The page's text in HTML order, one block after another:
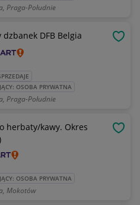
Praga-Południe
dzbanek DFB Belgia
OSOBA PRYWATNA
Praga-Południe
herbaty/kawy. Okres
OSOBA PRYWATNA
Mokotów